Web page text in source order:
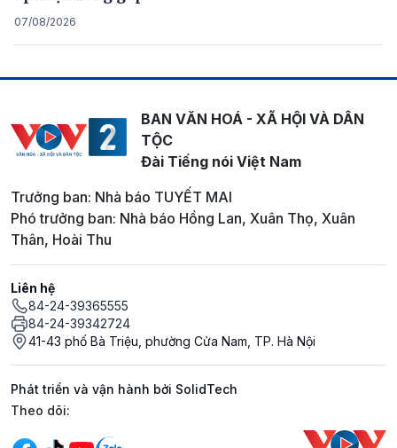
07/08/2026
BAN VĂN HOÁ - XÃ HỘI VÀ DÂN
TỘC
Đài Tiếng nói Việt Nam
Trưởng ban: Nhà báo TUYẾT MAI
Phó trưởng ban: Nhà báo Hồng Lan, Xuân Thọ, Xuân
Thân, Hoài Thu
Liên hệ
84-24-39365555
84-24-39342724
41-43 phố Bà Triệu, phường Cửa Nam, TP. Hà Nội
Phát triển và vận hành bởi SolidTech
Mạng xã hội
Theo dõi: